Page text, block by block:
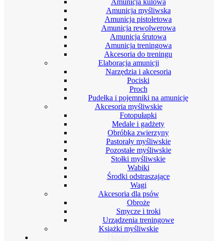
Amunicja kulowa
Amunicja myśliwska
Amunicja pistoletowa
Amunicja rewolwerowa
Amunicja śrutowa
Amunicja treningowa
Akcesoria do treningu
Elaboracja amunicji
Narzędzia i akcesoria
Pociski
Proch
Pudełka i pojemniki na amunicję
Akcesoria myśliwskie
Fotopułapki
Medale i gadżety
Obróbka zwierzyny
Pastorały myśliwskie
Pozostałe myśliwskie
Stołki myśliwskie
Wabiki
Środki odstraszające
Wagi
Akcesoria dla psów
Obroże
Smycze i troki
Urządzenia treningowe
Książki myśliwskie